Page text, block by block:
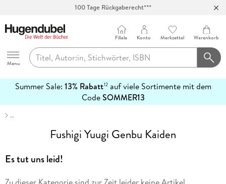
100 Tage Rückgaberecht***
Hugendubel
Menu
Filiale Konto Merkzettel Warenkorb
Summer Sale: 13% Rabatt12auf viele Sortimente mit dem
CodeSOMMER13
erfahren
…
Fushigi Yuugi Genbu Kaiden
Es tut uns leid!
Zu dieser Kategorie sind zur Zeit leider keine Artikel